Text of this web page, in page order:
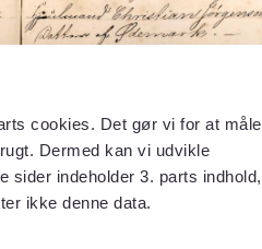
cookies. Det gør vi for at måle
Dermed kan vi udvikle
sider indeholder 3. parts indhold,
ikke denne data.